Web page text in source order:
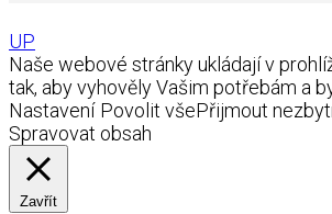
UP
Naše webové stránky ukládají v
tak, aby vyhověly Vašim potřebám a
Nastavení Povolit všePřijmout
Spravovat obsah
Zavřít